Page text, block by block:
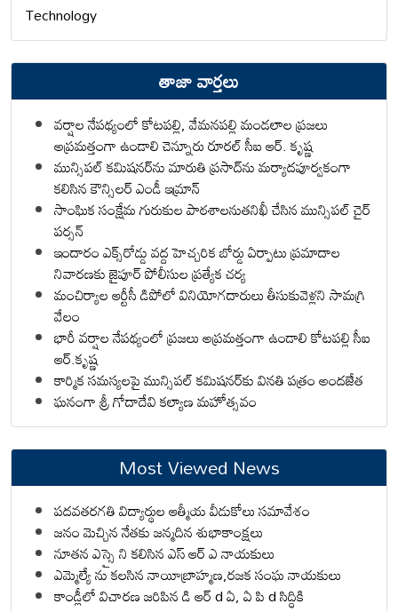
Technology
తాజా వార్తలు
వర్షాల నేపథ్యంలో కోటపల్లి, వేమనపల్లి మండలాల ప్రజలు
అప్రమత్తంగా ఉండాలి చెన్నూరు రూరల్ సీఐ ఆర్. కృష్ణ
మున్సిపల్ కమిషనర్‌ను మారుతి ప్రసాద్‌ను మర్యాదపూర్వకంగా
కలిసిన కౌన్సిలర్ ఎండీ ఇమ్రాన్ ​
సాంఘిక సంక్షేమ గురుకుల పాఠశాలనుతనిఖీ చేసిన మున్సిపల్ చైర్
పర్సన్
ఇందారం ఎక్స్‌రోడ్డు వద్ద హెచ్చరిక బోర్డు ఏర్పాటు ప్రమాదాల
నివారణకు జైపూర్ పోలీసుల ప్రత్యేక చర్య
మంచిర్యాల ఆర్టీసీ డిపోలో వినియోగదారులు తీసుకువెళ్లని సామగ్రి
వేలం
భారీ వర్షాల నేపథ్యంలో ప్రజలు అప్రమత్తంగా ఉండాలి కోటపల్లి సీఐ
ఆర్.కృష్ణ
కార్మిక సమస్యలపై మున్సిపల్ కమిషనర్‌కు వినతి పత్రం అందజేత
ఘనంగా శ్రీ గోదాదేవి కల్యాణ మహోత్సవం
Most Viewed News
పదవతరగతి విద్యార్థుల ఆత్మీయ వీడుకోలు సమావేశం
జనం మెచ్చిన నేతకు జన్మదిన శుభాకాంక్షలు
నూతన ఎస్సై ని కలిసిన ఎస్ ఆర్ ఎ నాయకులు
ఎమ్మెల్యే ను కలసిన నాయీబ్రాహ్మణ,రజక సంఘ నాయకులు
కాండ్లీలో విచారణ జరిపిన డి ఆర్ d ఏ, ఏ పి d సిద్ధికి